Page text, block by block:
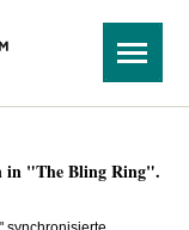
Navigation
überspringen
in "The Bling Ring".